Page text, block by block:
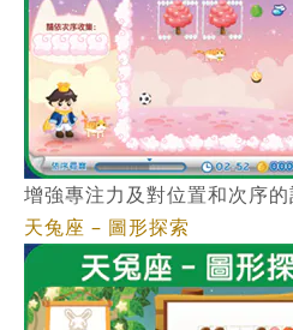
增強專注力及對位置和次序的
天兔座 – 圖形探索